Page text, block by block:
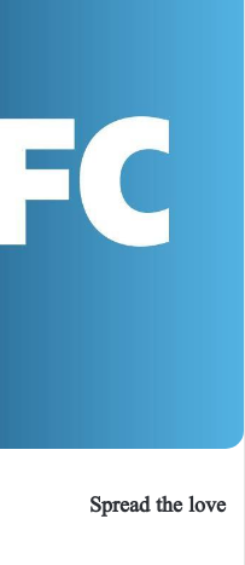
Spread the love